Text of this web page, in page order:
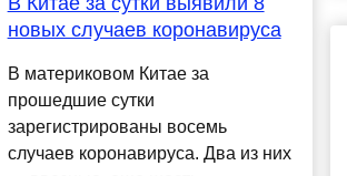
новых случаев коронавируса
В материковом Китае за
прошедшие сутки
зарегистрированы восемь
случаев коронавируса. Два из них